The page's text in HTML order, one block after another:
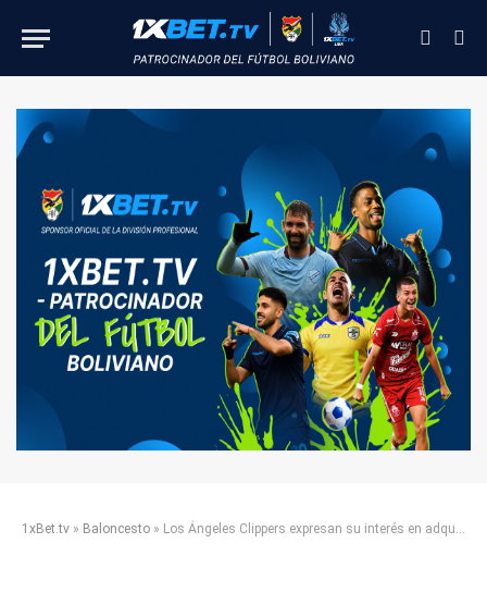
1xBet.tv » Baloncesto » Los Ángeles Clippers expresan su interés en adquirir a Myles Turner a cambio de una elección en el Draft de la NBA de 2023